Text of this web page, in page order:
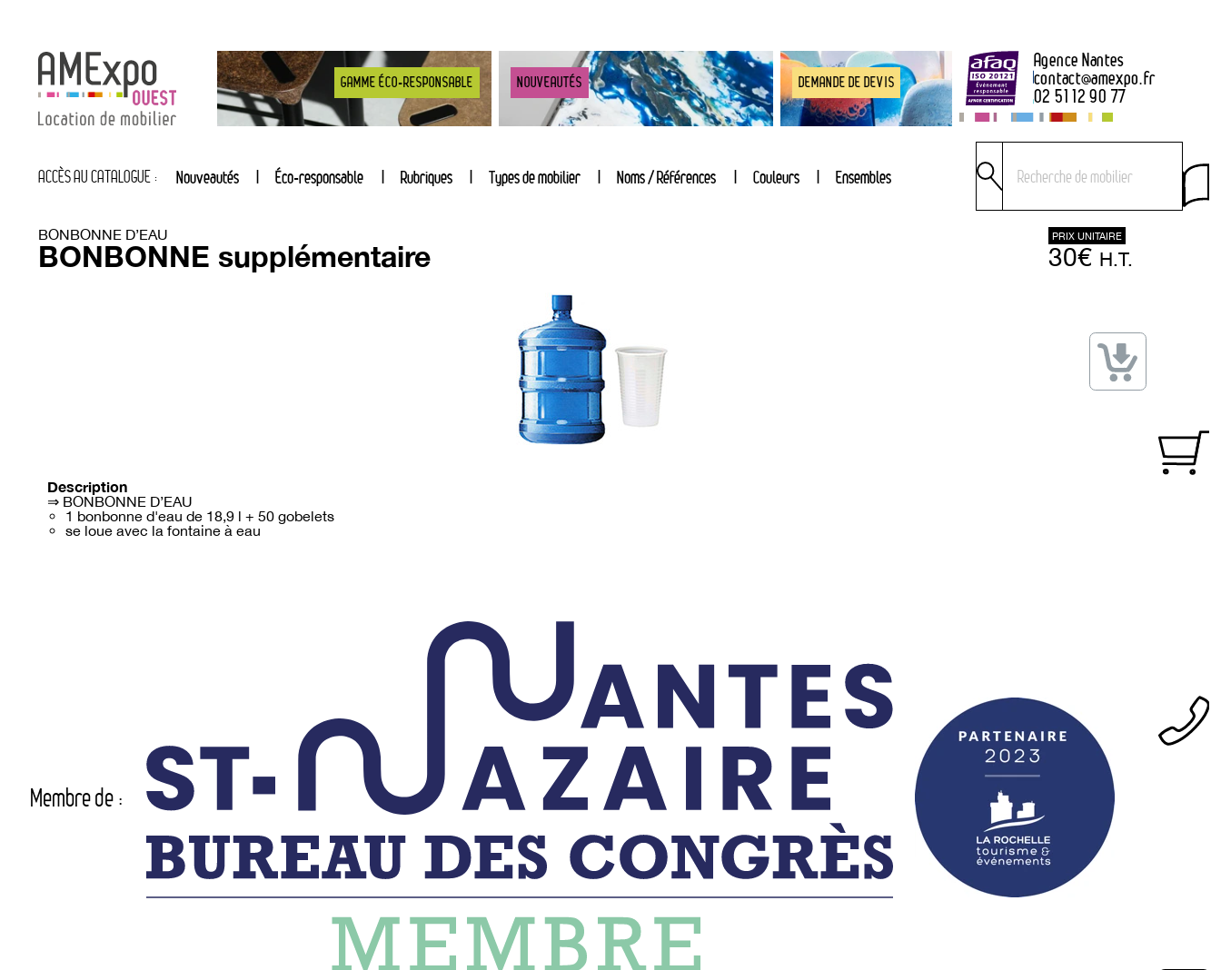
GAMME ÉCO-RESPONSABLE NOUVEAUTÉS DEMANDE DE DEVIS
Agence Nantes
contact@amexpo.fr
02 51 12 90 77
ACCÈS AU CATALOGUE : Nouveautés Éco-responsable Rubriques Types de mobilier Noms / Références Couleurs Ensembles
BONBONNE D’EAU
BONBONNE supplémentaire
PRIX UNITAIRE
30€ H.T.
Description
⇒ BONBONNE D’EAU
1 bonbonne d'eau de 18,9 l + 50 gobelets
se loue avec la fontaine à eau
Membre de :